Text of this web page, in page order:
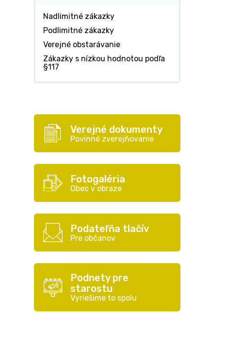
Nadlimitné zákazky
Podlimitné zákazky
Verejné obstarávanie
Zákazky s nízkou hodnotou podľa
§117
Verejné dokumenty
Povinné zverejňovanie
Fotogaléria
Obec v obraze
Podateľňa tlačív
Pre občanov
Podnety pre
starostu
Vyriešime to spolu